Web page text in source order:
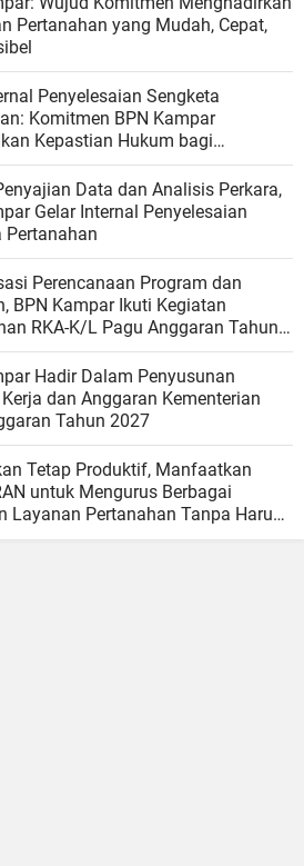
Pertanahan yang Mudah, Cepat,
Penyelesaian Sengketa
Komitmen BPN Kampar
Kepastian Hukum bagi
Data dan Analisis Perkara,
Gelar Internal Penyelesaian
Pertanahan
Perencanaan Program dan
BPN Kampar Ikuti Kegiatan
RKA-K/L Pagu Anggaran Tahun
Hadir Dalam Penyusunan
dan Anggaran Kementerian
Tahun 2027
Tetap Produktif, Manfaatkan
untuk Mengurus Berbagai
Layanan Pertanahan Tanpa Harus